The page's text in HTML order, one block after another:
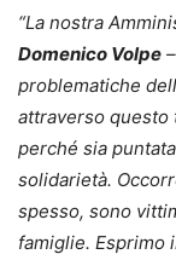
“La nostra
Domenico Volpe
problematiche
attraverso questo
perché sia
solidarietà.
spesso, sono
famiglie. Esprimo